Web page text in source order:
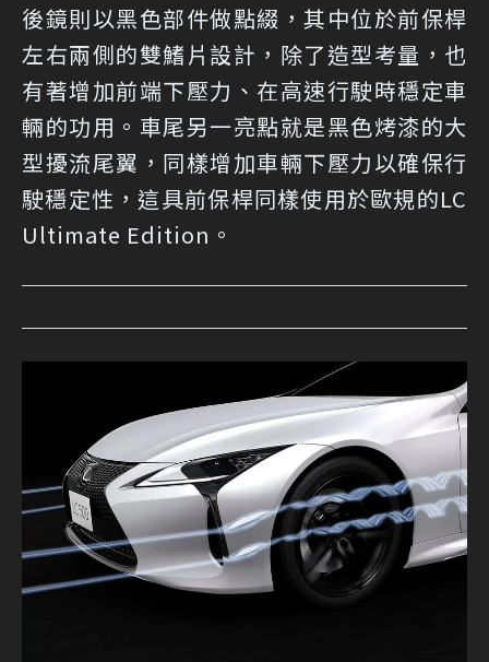
後鏡則以黑色部件做點綴，其中位於前保桿
左右兩側的雙鰭片設計，除了造型考量，也
有著增加前端下壓力、在高速行駛時穩定車
輛的功用。車尾另一亮點就是黑色烤漆的大
型擾流尾翼，同樣增加車輛下壓力以確保行
駛穩定性，這具前保桿同樣使用於歐規的LC
Ultimate Edition。